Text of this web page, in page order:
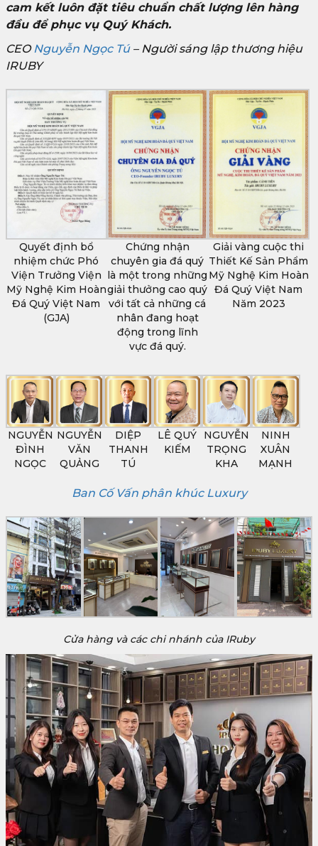
cam kết luôn đặt tiêu chuẩn chất lượng lên hàng
đầu để phục vụ Quý Khách.
CEONguyễn Ngọc Tú– Người sáng lập thương hiệu
IRUBY
Quyết định bổ
nhiệm chức Phó
Viện Trưởng Viện
Mỹ Nghệ Kim Hoàn
Đá Quý Việt Nam
(GJA)
Chứng nhận
chuyên gia đá quý
là một trong những
giải thưởng cao quý
với tất cả những cá
nhân đang hoạt
động trong lĩnh
vực đá quý.
Giải vàng cuộc thi
Thiết Kế Sản Phẩm
Mỹ Nghệ Kim Hoàn
Đá Quý Việt Nam
Năm 2023
NGUYỄN
ĐÌNH
NGỌC
NGUYỄN
VĂN
QUẢNG
DIỆP
THANH
TÚ
LÊ QUÝ
KIẾM
NGUYỄN
TRỌNG
KHA
NINH
XUÂN
MẠNH
Ban Cố Vấn phân khúc Luxury
Cửa hàng và các chi nhánh của IRuby